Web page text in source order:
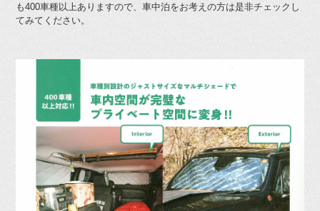
も400車種以上ありますので、車中泊をお考えの方は是非チェックし
てみてください。